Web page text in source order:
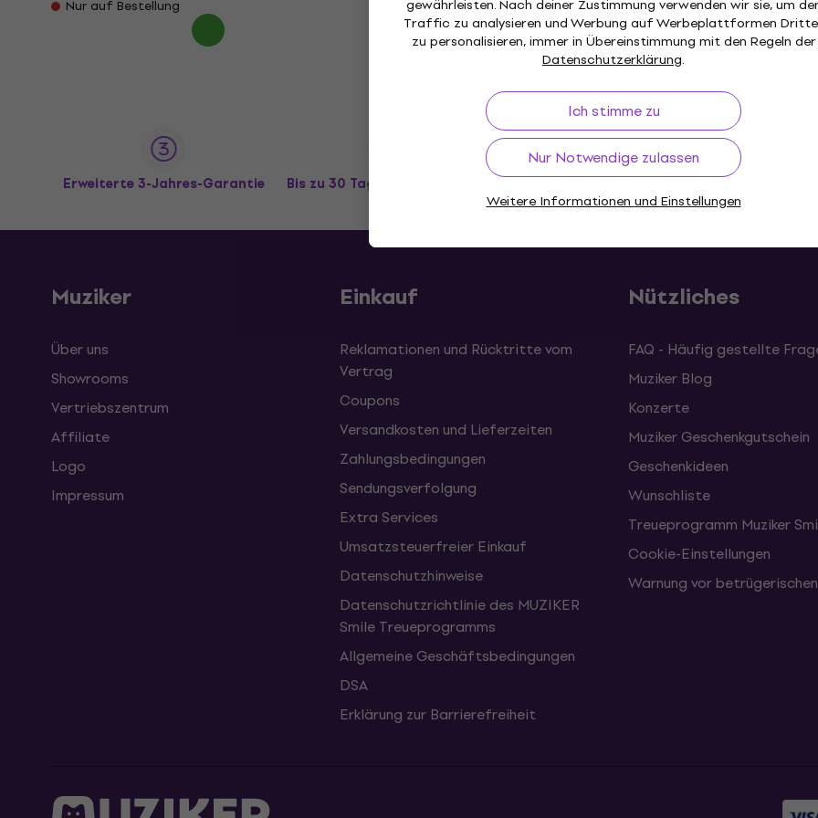
gewährleisten. Nach deiner Zustimmung verwenden wir sie, um
Traffic zu analysieren und Werbung auf Werbeplattformen
zu personalisieren, immer in Übereinstimmung mit den Regeln der
Datenschutzerklärung.
Ich stimme zu
Nur Notwendige zulassen
Weitere Informationen und Einstellungen
Nur auf Bestellung € 3.798€ 3.999
- 5 %
Nur auf Bestellung
Erweiterte 3-Jahres-Garantie Bis zu 30 Tage Rückgaberecht Versand gratisvon 149 € Über 3
Muziker
Über uns
Showrooms
Vertriebszentrum
Affiliate
Logo
Impressum
Einkauf
Reklamationen und Rücktritte vom
Vertrag
Coupons
Versandkosten und Lieferzeiten
Zahlungsbedingungen
Sendungsverfolgung
Extra Services
Umsatzsteuerfreier Einkauf
Datenschutzhinweise
Datenschutzrichtlinie des MUZIKER
Smile Treueprogramms
Allgemeine Geschäftsbedingungen
DSA
Erklärung zur Barrierefreiheit
Nützliches
FAQ - Häufig gestellte
Muziker Blog
Konzerte
Muziker Geschenkgutschein
Geschenkideen
Wunschliste
Treueprogramm Muziker
Cookie-Einstellungen
Warnung vor